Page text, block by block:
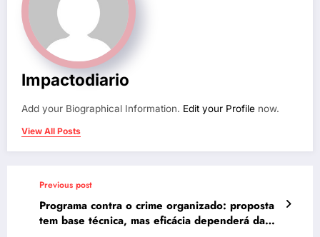
Impactodiario
Add your Biographical Information. Edit your Profile now.
View All Posts
Previous post
Programa contra o crime organizado: proposta
tem base técnica, mas eficácia dependerá da